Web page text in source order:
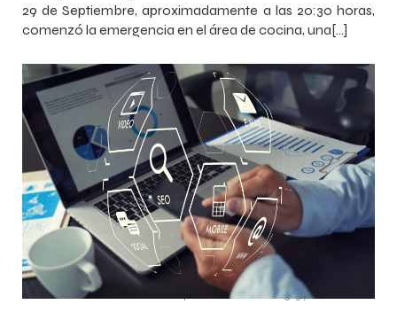
29 de Septiembre, aproximadamente a las 20:30 horas,
comenzó la emergencia en el área de cocina, una[…]
Francisca InnovaJob – 20 septiembre 2022 – 15:59